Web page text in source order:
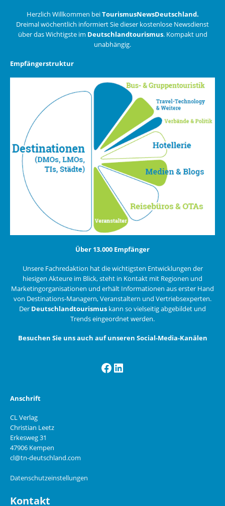
Herzlich Willkommen beiTourismusNewsDeutschland.
Dreimal wöchentlich informiert Sie dieser kostenlose Newsdienst
über das Wichtigste im Deutschlandtourismus. Kompakt und
unabhängig.
Empfängerstruktur
Über 13.000 Empfänger
Unsere Fachredaktion hat die wichtigsten Entwicklungen der
hiesigen Akteure im Blick, steht in Kontakt mit Regionen und
Marketingorganisationen und erhält Informationen aus erster Hand
von Destinations-Managern, Veranstaltern und Vertriebsexperten.
Der Deutschlandtourismus kann so vielseitig abgebildet und
Trends eingeordnet werden.
Besuchen Sie uns auch auf unseren Social-Media-Kanälen
Facebook
LinkedIn
Anschrift
CL Verlag
Christian Leetz
Erkesweg 31
47906 Kempen
cl@tn-deutschland.com
Datenschutzeinstellungen
Kontakt